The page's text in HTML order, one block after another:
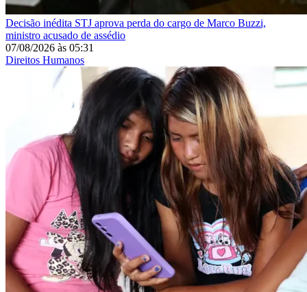
Decisão inédita STJ aprova perda do cargo de Marco Buzzi,
ministro acusado de assédio
07/08/2026 às 05:31
Direitos Humanos